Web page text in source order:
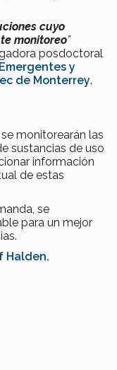
cuyo
monitoreo”
posdoctoral
y
de Monterrey.
monitorearán las
sustancias de uso
información
de estas
se
para un mejor
Halden.